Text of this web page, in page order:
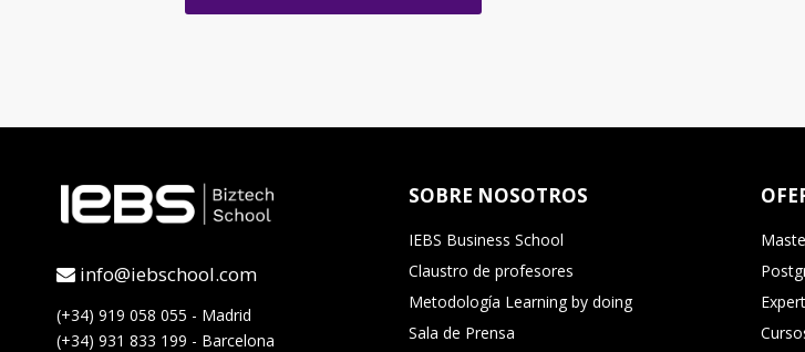
info@iebschool.com
(+34) 919 058 055 - Madrid
(+34) 931 833 199 - Barcelona
SOBRE NOSOTROS
IEBS Business School
Claustro de profesores
Metodología Learning by doing
Sala de Prensa